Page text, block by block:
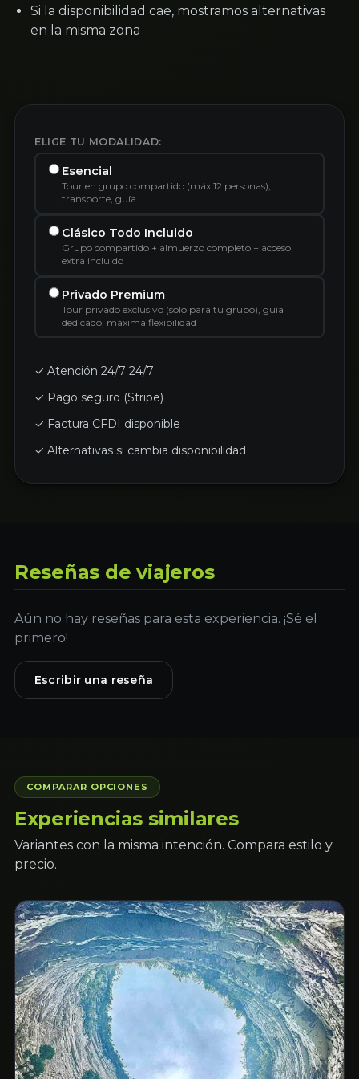
Si la disponibilidad cae, mostramos alternativas
en la misma zona
ELIGE TU MODALIDAD:
Esencial
Tour en grupo compartido (máx 12 personas),
transporte, guía
Clásico Todo Incluido
Grupo compartido + almuerzo completo + acceso
extra incluido
Privado Premium
Tour privado exclusivo (solo para tu grupo), guía
dedicado, máxima flexibilidad
✓ Atención 24/7 24/7
✓ Pago seguro (Stripe)
✓ Factura CFDI disponible
✓ Alternativas si cambia disponibilidad
Reseñas de viajeros
Aún no hay reseñas para esta experiencia. ¡Sé el
primero!
Escribir una reseña
COMPARAR OPCIONES
Experiencias similares
Variantes con la misma intención. Compara estilo y
precio.